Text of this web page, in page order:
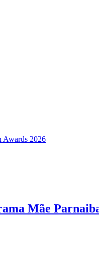
Awards 2026
Mãe